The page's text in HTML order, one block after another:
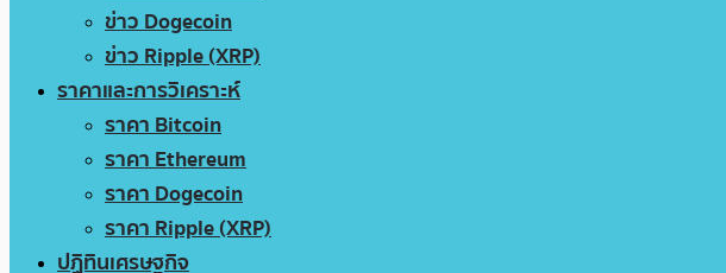
ข่าว Dogecoin
ข่าว Ripple (XRP)
ราคาและการวิเคราะห์
ราคา Bitcoin
ราคา Ethereum
ราคา Dogecoin
ราคา Ripple (XRP)
ปฏิทินเศรษฐกิจ